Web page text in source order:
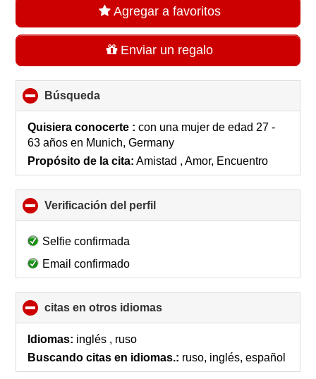
Agregar a favoritos
Enviar un regalo
Búsqueda
to
collapse
contents
Quisiera conocerte :con una mujer de edad 27 -
63 añosen Munich, Germany
Propósito de la cita: Amistad , Amor, Encuentro
Verificación del perfil
to
Selfie confirmada
Email confirmado
citas en otros idiomas
to
Idiomas: inglés , ruso
Buscando citas en idiomas.: ruso, inglés, español